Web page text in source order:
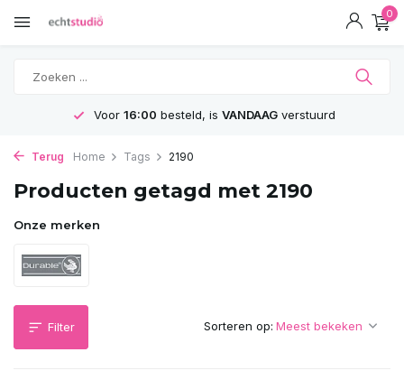
0
Voor 16:00 besteld, is VANDAAGverstuurd
Terug Home Tags 2190
Producten getagd met 2190
Onze merken
Filter Sorteren op: